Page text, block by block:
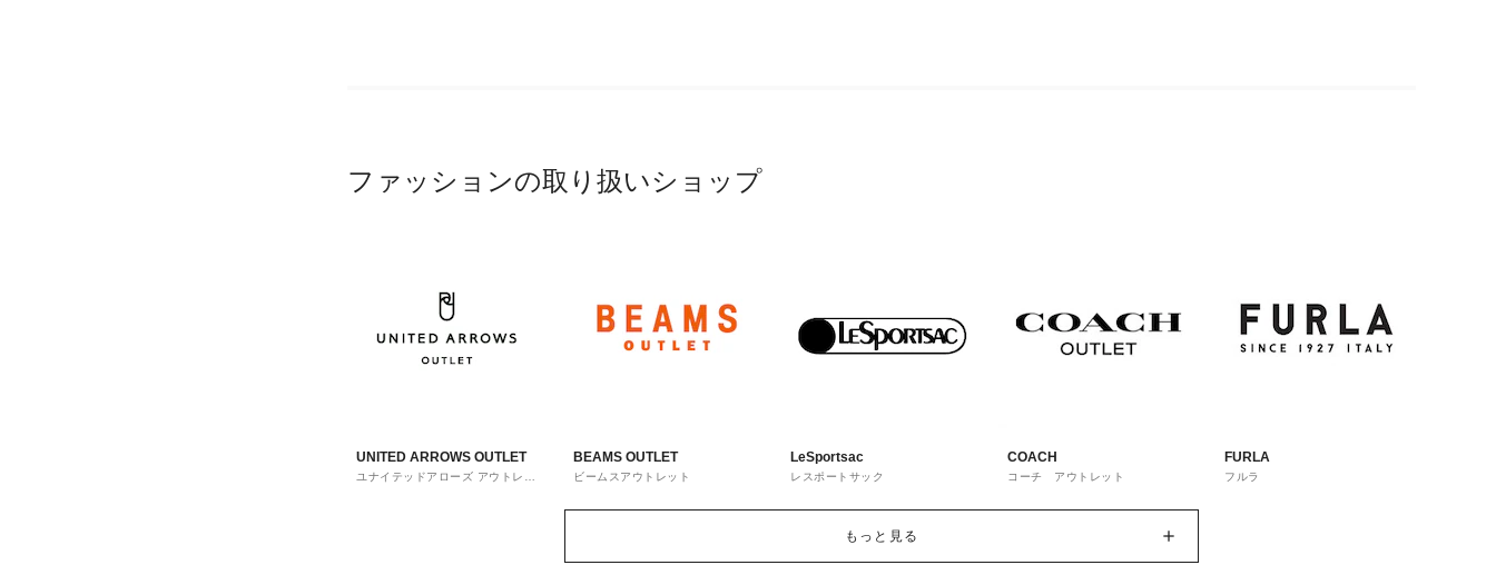
ファッションの取り扱いショップ
UNITED ARROWS OUTLET
ユナイテッドアローズ アウトレッ
BEAMS OUTLET
ビームスアウトレット
LeSportsac
レスポートサック
COACH
コーチ アウトレット
FURLA
フルラ
もっと見る